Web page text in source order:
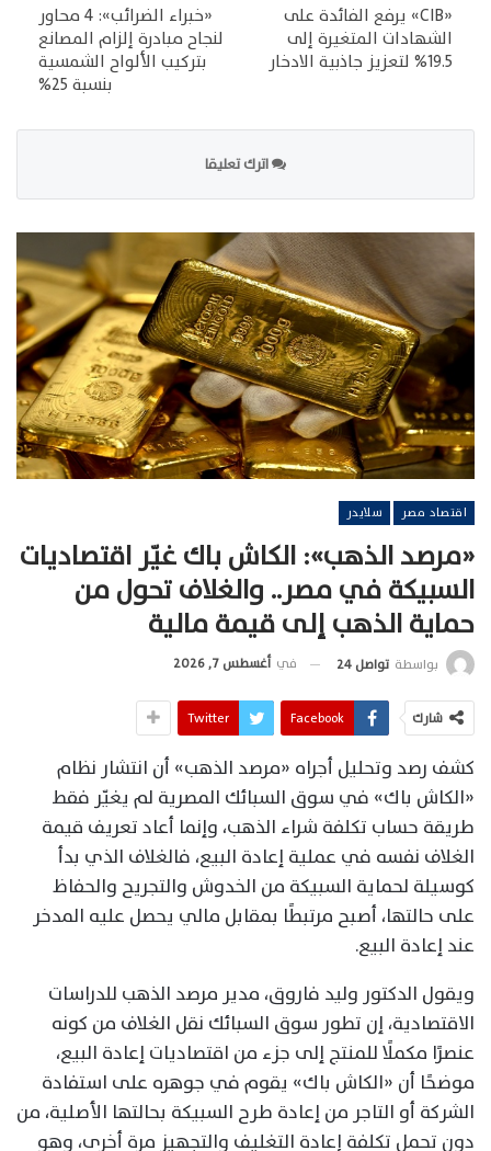
«CIB» يرفع الفائدة على
الشهادات المتغيرة إلى
19.5% لتعزيز جاذبية الادخار
«خبراء الضرائب»: 4 محاور
لنجاح مبادرة إلزام المصانع
بتركيب الألواح الشمسية
بنسبة 25%
اترك تعليقا
اقتصاد مصر سلايدر
«مرصد الذهب»: الكاش باك غيّر اقتصاديات
السبيكة في مصر.. والغلاف تحول من
حماية الذهب إلى قيمة مالية
بواسطة تواصل 24 في أغسطس 7, 2026
شارك Facebook
Twitter
كشف رصد وتحليل أجراه «مرصد الذهب» أن انتشار نظام
«الكاش باك» في سوق السبائك المصرية لم يغيّر فقط
طريقة حساب تكلفة شراء الذهب، وإنما أعاد تعريف قيمة
الغلاف نفسه في عملية إعادة البيع، فالغلاف الذي بدأ
كوسيلة لحماية السبيكة من الخدوش والتجريح والحفاظ
على حالتها، أصبح مرتبطًا بمقابل مالي يحصل عليه المدخر
عند إعادة البيع.
ويقول الدكتور وليد فاروق، مدير مرصد الذهب للدراسات
الاقتصادية، إن تطور سوق السبائك نقل الغلاف من كونه
عنصرًا مكملًا للمنتج إلى جزء من اقتصاديات إعادة البيع،
موضحًا أن «الكاش باك» يقوم في جوهره على استفادة
الشركة أو التاجر من إعادة طرح السبيكة بحالتها الأصلية، من
دون تحمل تكلفة إعادة التغليف والتجهيز مرة أخرى، وهو